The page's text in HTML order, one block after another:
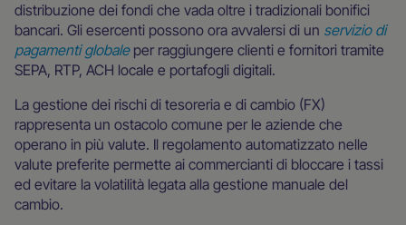
distribuzione dei fondi che vada oltre i tradizionali bonifici
bancari. Gli esercenti possono ora avvalersi di un servizio di
pagamenti globaleper raggiungere clienti e fornitori tramite
SEPA, RTP, ACH locale e portafogli digitali.
La gestione dei rischi di tesoreria e di cambio (FX)
rappresenta un ostacolo comune per le aziende che
operano in più valute. Il regolamento automatizzato nelle
valute preferite permette ai commercianti di bloccare i tassi
ed evitare la volatilità legata alla gestione manuale del
cambio.